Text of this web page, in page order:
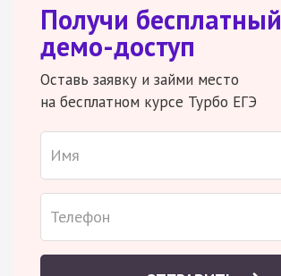
Получи бесплатный
демо-доступ
Оставь заявку и займи место
на бесплатном курсе Турбо ЕГЭ